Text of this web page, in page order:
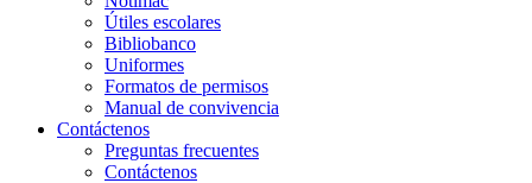
Útiles escolares
Bibliobanco
Uniformes
Formatos de permisos
Manual de convivencia
Contáctenos
Preguntas frecuentes
Contáctenos